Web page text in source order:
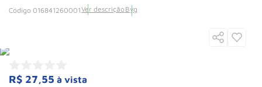
016841260001Ver descrição Byg
R$ 27,55 à vista
4º Talha Eletrica
7 Macaco